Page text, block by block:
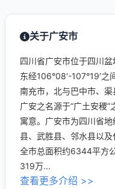
关于广安市
四川省广安市位于四川盆
东经106°08′-107°19′
南充市，北与巴中市、渠
广安之名源于“广土安稷”
寓意。广安市为四川省
县、武胜县、邻水县以及
全市总面积约6344平方
319万...
查看更多介绍 >>